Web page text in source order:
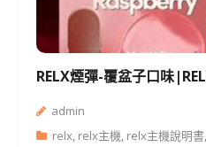
RELX煙彈-覆盆子口味
admin
relx, relx主機, relx主機說明書,